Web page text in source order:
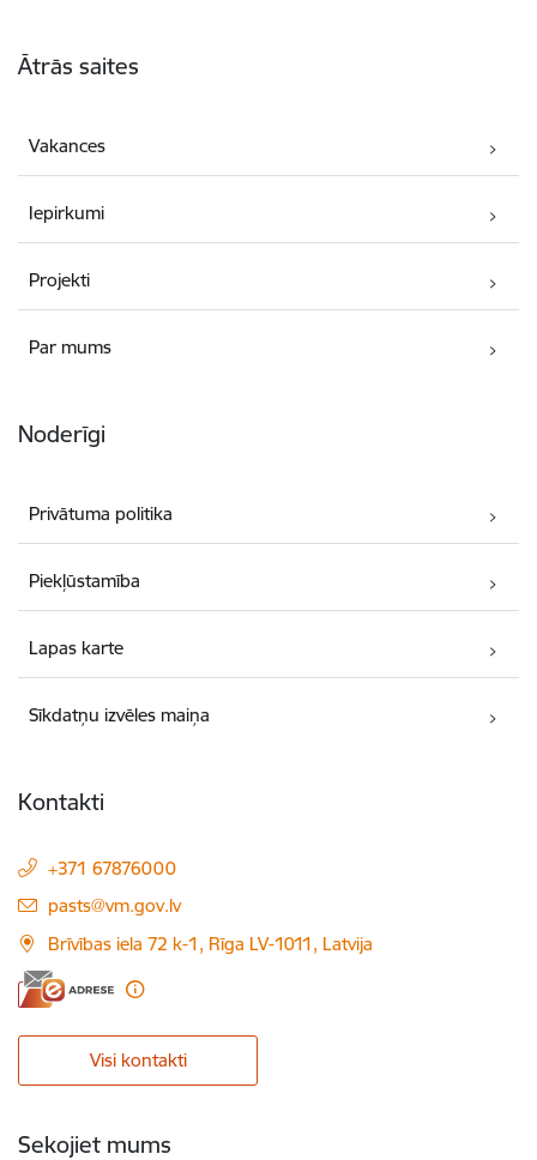
Ātrās saites
Vakances
Iepirkumi
Projekti
Par mums
Noderīgi
Privātuma politika
Piekļūstamība
Lapas karte
Sīkdatņu izvēles maiņa
Kontakti
+371 67876000
E-pasts:
pasts@vm.gov.lv
Brīvības iela 72 k-1, Rīga LV-1011, Latvija
Visi kontakti
Sekojiet mums